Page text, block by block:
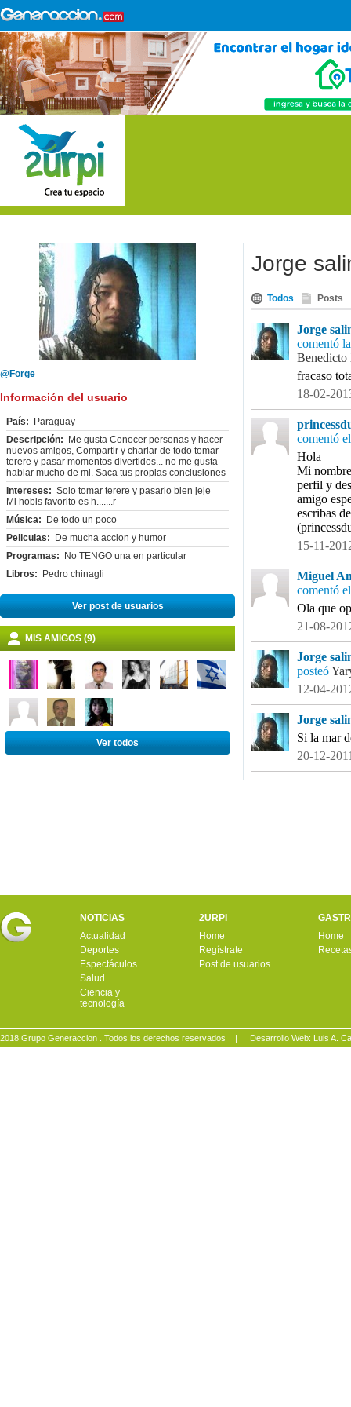
@Forge
Información del usuario
País:
Paraguay
Descripción:
Me gusta Conocer personas y hacer
nuevos amigos, Compartir y charlar de todo tomar
terere y pasar momentos divertidos... no me gusta
hablar mucho de mi. Saca tus propias conclusiones
Intereses: Solo tomar terere y pasarlo bien jeje
Mi hobis favorito es h.......r
Música:
De todo un poco
Peliculas:
De mucha accion y humor
Programas:
No TENGO una en particular
Libros:
Pedro chinagli
Ver post de usuarios
MIS AMIGOS (9)
Ver todos
Jorge
Todos Posts
Jorge
comentó
fracaso
18-02-
comentó
Hola
Mi
perfil y
amigo
escribas
15-11-
Miguel
comentó
Ola que
21-08-
Jorge
posteó
12-04-
Jorge
Si la mar
20-12-
NOTICIAS
Actualidad
Deportes
Espectáculos
Salud
Ciencia y
tecnología
2URPI
Home
Regístrate
Post de usuarios
Home
2018 Grupo Generaccion . Todos los derechos reservados | Desarrollo Web: Luis